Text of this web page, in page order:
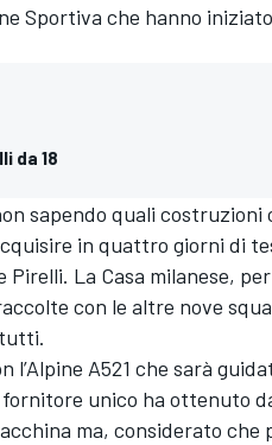
Sportiva che hanno
da 18
sapendo quali costruzioni
in quattro giorni di
La Casa milanese,
con le altre nove
A521 che sarà
unico ha ottenuto
ma, considerato che